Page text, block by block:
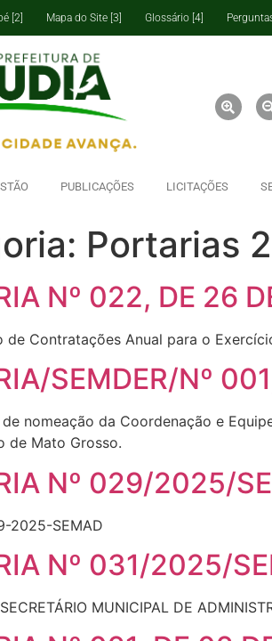
[2] Mapa do Site [3] Glossário [4]
PUBLICAÇÕES LICITAÇÕES
Portarias
Nº 022, DE 26
de Contratações Anual para o
SEMDER/Nº
nomeação da Coordenação e
de Mato Grosso.
Nº 029/2025/
2025-SEMAD
Nº 031/2025/
MUNICIPAL DE